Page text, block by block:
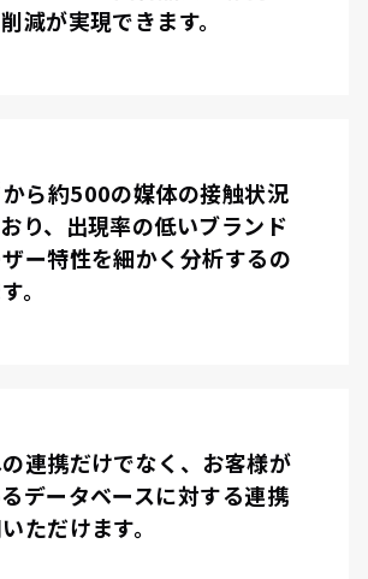
減が実現できます。
から約500の媒体の接触状況
り、出現率の低いブランド
ー特性を細かく分析するの
。
連携だけでなく、お客様が
データベースに対する連携
ただけます。